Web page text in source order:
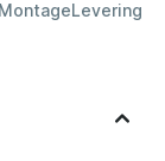
MontageLevering